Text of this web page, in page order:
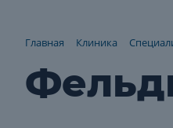
Главная Клиника